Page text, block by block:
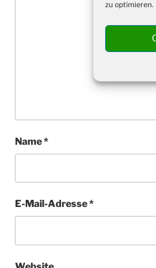
zu optimieren.
Name*
E-Mail-Adresse*